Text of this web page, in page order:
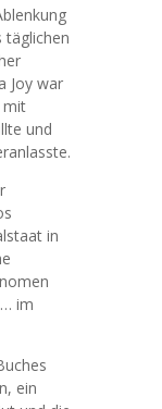
täglichen
Joy war
mit
und
in
im
ein